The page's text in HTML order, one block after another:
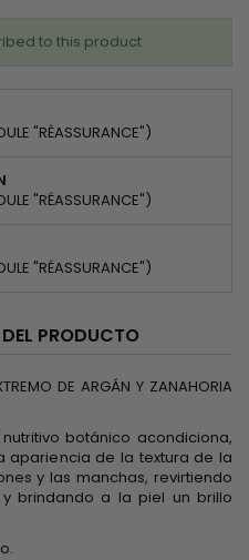
to this product
"RÉASSURANCE")
"RÉASSURANCE")
"RÉASSURANCE")
DEL PRODUCTO
DE ARGÁN Y ZANAHORIA
botánico acondiciona,
apariencia de la textura de la
y las manchas, revirtiendo
brindando a la piel un brillo